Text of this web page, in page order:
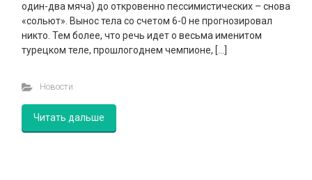
один-два мяча) до откровенно пессимистических – снова
«сольют». Вынос тела со счетом 6-0 не прогнозировал
никто. Тем более, что речь идет о весьма именитом
турецком теле, прошлогоднем чемпионе, […]
Новости
Читать дальше